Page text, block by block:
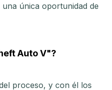
única oportunidad de
Auto V"?
proceso, y con él los